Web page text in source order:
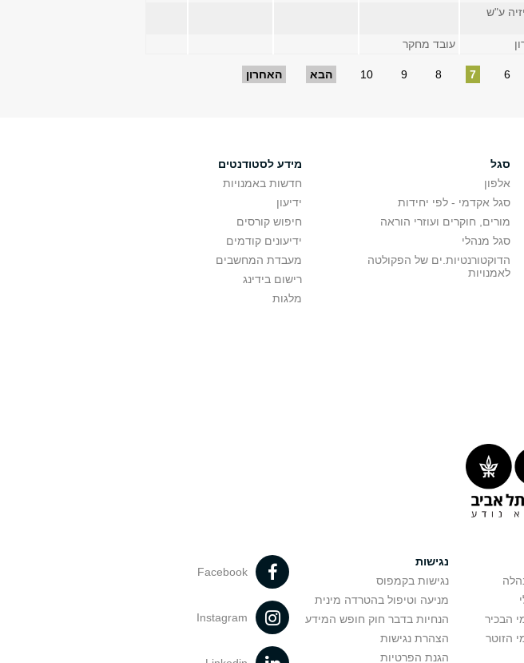
ע"ש
עובד מחקר
6
7
8
9
10 הבא האחרון
סגל
אלפון
סגל אקדמי - לפי יחידות
מורים, חוקרים ועוזרי הוראה
סגל מנהלי
הדוקטורנטיות.ים של הפקולטה
לאמנויות
מידע לסטודנטים
חדשות באמנויות
ידיעון
חיפוש קורסים
ידיעונים קודמים
מעבדת המחשבים
רישום בידינג
מלגות
הבכיר
הזוטר
נגישות
נגישות בקמפוס
מניעה וטיפול בהטרדה מינית
הנחיות בדבר חוק חופש המידע
הצהרת נגישות
הגנת הפרטיות
Facebook
Instagram